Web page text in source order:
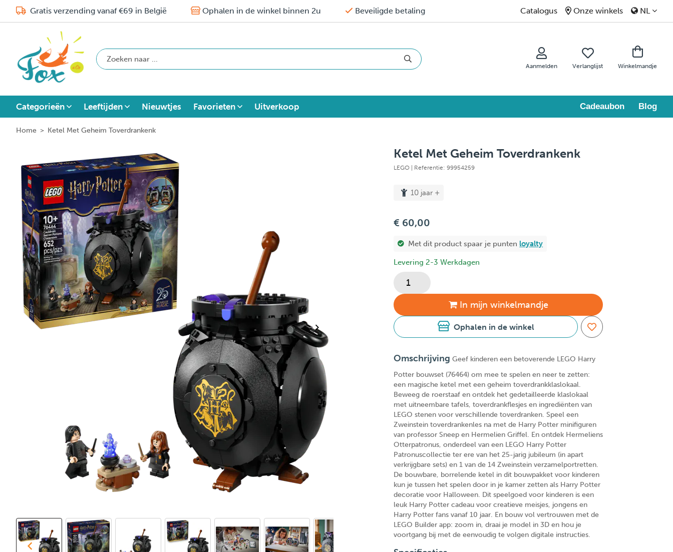
Gratis verzending vanaf €69 in België Ophalen in de winkel binnen 2u Beveiligde betaling Catalogus Onze winkels NL
Aanmelden Verlanglijst Winkelmandje
Categorieën Leeftijden Nieuwtjes Favorieten Uitverkoop Cadeaubon Blog
Home > Ketel Met Geheim Toverdrankenk
Ketel Met Geheim Toverdrankenk
LEGO | Referentie: 99954259
10 jaar +
€ 60,00
Met dit product spaar je punten loyalty
Levering 2-3 Werkdagen
In mijn winkelmandje
Ophalen in de winkel
Omschrijving Geef kinderen een betoverende LEGO Harry
Potter bouwset (76464) om mee te spelen en neer te zetten:
een magische ketel met een geheim toverdrankklaslokaal.
Beweeg de roerstaaf en ontdek het gedetailleerde klaslokaal
met uitneembare tafels, toverdrankflesjes en ingrediënten van
LEGO stenen voor verschillende toverdranken. Speel een
Zweinstein toverdrankenles na met de Harry Potter minifiguren
van professor Sneep en Hermelien Griffel. En ontdek Hermeliens
Otterpatronus, onderdeel van een LEGO Harry Potter
Patronuscollectie ter ere van het 25-jarig jubileum (in apart
verkrijgbare sets) en 1 van de 14 Zweinstein verzamelportretten.
De bouwbare, borrelende ketel in dit bouwpakket voor kinderen
kun je tussen het spelen door in je kamer zetten als Harry Potter
decoratie voor Halloween. Dit speelgoed voor kinderen is een
leuk Harry Potter cadeau voor creatieve meisjes, jongens en
Harry Potter fans vanaf 10 jaar. En bouw vol vertrouwen met de
LEGO Builder app: zoom in, draai je model in 3D en hou je
voortgang bij met de eenvoudig te volgen digitale instructies.